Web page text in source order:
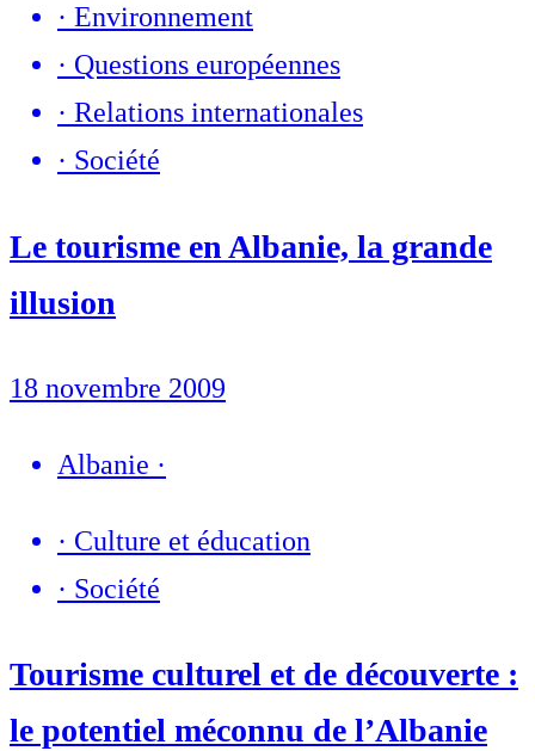
· Environnement
· Questions européennes
· Relations internationales
· Société
Le tourisme en Albanie, la grande
illusion
18 novembre 2009
Albanie ·
· Culture et éducation
· Société
Tourisme culturel et de découverte :
le potentiel méconnu de l’Albanie